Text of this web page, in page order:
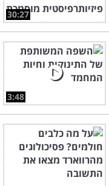
30:27
3:48